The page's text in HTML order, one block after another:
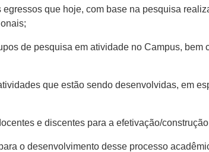
que hoje, com base na pesquisa
de pesquisa em atividade no Campus,
que estão sendo desenvolvidas, em
e discentes para a efetivação/
o desenvolvimento desse processo